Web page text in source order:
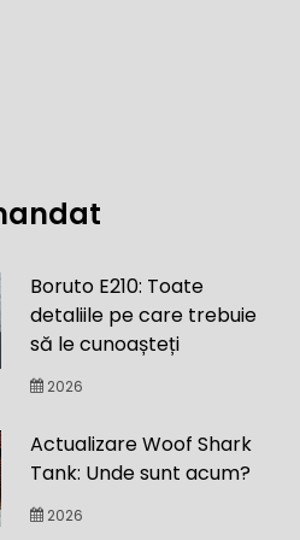
Boruto E210: Toate
detaliile pe care trebuie
să le cunoașteți
2026
Actualizare Woof Shark
Tank: Unde sunt acum?
2026